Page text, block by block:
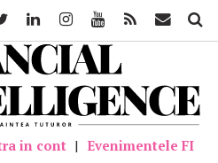
in cont | Evenimentele FI
LinkedinInstagramYoutube Feed Mail